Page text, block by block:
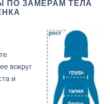
ПО ЗАМЕРАМ ТЕЛА
вокруг
и